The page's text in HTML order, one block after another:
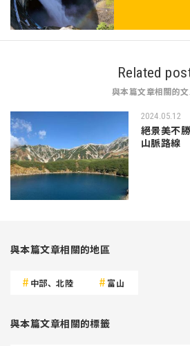
Related
與本篇文章相關的
2024.05.12
絕景美不
山脈路線
與本篇文章相關的地區
中部、北陸 富山
與本篇文章相關的標籤